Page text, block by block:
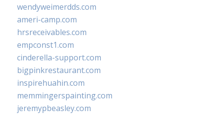
wendyweimerdds.com
ameri-camp.com
hrsreceivables.com
empconst1.com
cinderella-support.com
bigpinkrestaurant.com
inspirehuahin.com
memmingerspainting.com
jeremypbeasley.com